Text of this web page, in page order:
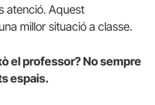
atenció. Aquest
millor situació a classe.
el professor? No sempre
espais.